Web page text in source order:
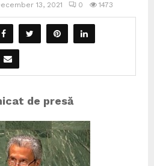
13, 2021 0 1473
de presă